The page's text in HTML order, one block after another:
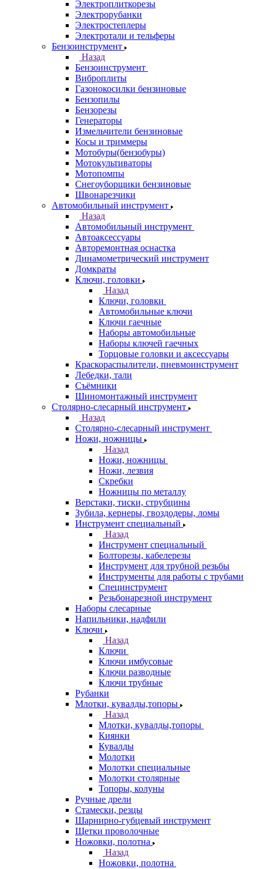
Электроплиткорезы
Электрорубанки
Электростеплеры
Электротали и тельферы
Бензоинструмент
Назад
Бензоинструмент
Виброплиты
Газонокосилки бензиновые
Бензопилы
Бензорезы
Генераторы
Измельчители бензиновые
Косы и триммеры
Мотобуры(бензобуры)
Мотокультиваторы
Мотопомпы
Снегоуборщики бензиновые
Швонарезчики
Автомобильный инструмент
Назад
Автомобильный инструмент
Автоаксессуары
Авторемонтная оснастка
Динамометрический инструмент
Домкраты
Ключи, головки
Назад
Ключи, головки
Автомобильные ключи
Ключи гаечные
Наборы автомобильные
Наборы ключей гаечных
Торцовые головки и аксессуары
Краскораспылители, пневмоинструмент
Лебедки, тали
Съёмники
Шиномонтажный инструмент
Столярно-слесарный инструмент
Назад
Столярно-слесарный инструмент
Ножи, ножницы
Назад
Ножи, ножницы
Ножи, лезвия
Скребки
Ножницы по металлу
Верстаки, тиски, струбцины
Зубила, кернеры, гвоздодеры, ломы
Инструмент специальный
Назад
Инструмент специальный
Болторезы, кабелерезы
Инструмент для трубной резьбы
Инструменты для работы с трубами
Специнструмент
Резьбонарезной инструмент
Наборы слесарные
Напильники, надфили
Ключи
Назад
Ключи
Ключи имбусовые
Ключи разводные
Ключи трубные
Рубанки
Млотки, кувалды,топоры
Назад
Млотки, кувалды,топоры
Киянки
Кувалды
Молотки
Молотки специальные
Молотки столярные
Топоры, колуны
Ручные дрели
Стамески, резцы
Шарнирно-губцевый инструмент
Щетки проволочные
Ножовки, полотна
Назад
Ножовки, полотна